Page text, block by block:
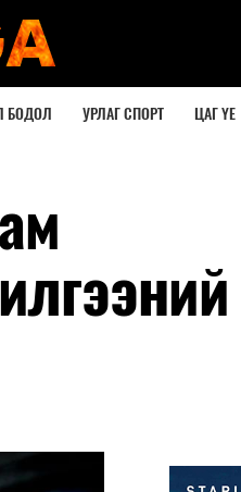
БОДОЛ УРЛАГ СПОРТ ЦАГ ҮЕ